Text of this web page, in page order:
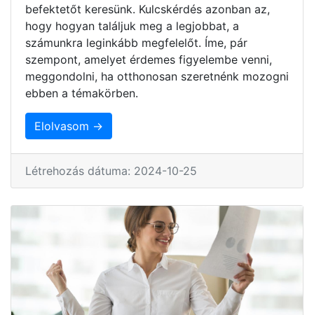
befektetőt keresünk. Kulcskérdés azonban az,
hogy hogyan találjuk meg a legjobbat, a
számunkra leginkább megfelelőt. Íme, pár
szempont, amelyet érdemes figyelembe venni,
meggondolni, ha otthonosan szeretnénk mozogni
ebben a témakörben.
Elolvasom →
Létrehozás dátuma: 2024-10-25